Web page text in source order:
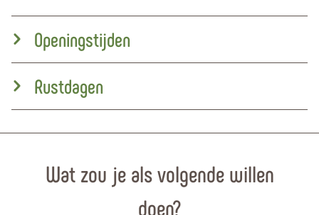
Openingstijden
Rustdagen
Wat zou je als volgende willen
doen?